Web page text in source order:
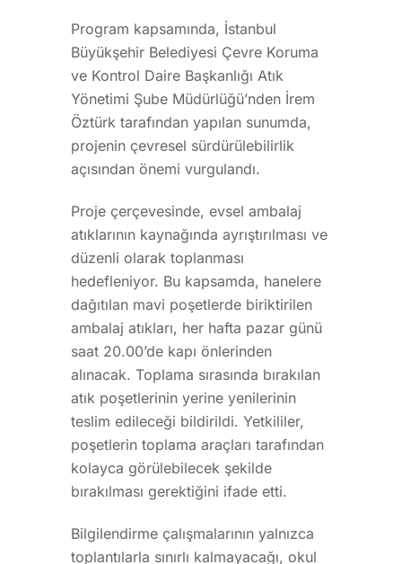
Program kapsamında, İstanbul
Büyükşehir Belediyesi Çevre Koruma
ve Kontrol Daire Başkanlığı Atık
Yönetimi Şube Müdürlüğü’nden İrem
Öztürk tarafından yapılan sunumda,
projenin çevresel sürdürülebilirlik
açısından önemi vurgulandı.
Proje çerçevesinde, evsel ambalaj
atıklarının kaynağında ayrıştırılması ve
düzenli olarak toplanması
hedefleniyor. Bu kapsamda, hanelere
dağıtılan mavi poşetlerde biriktirilen
ambalaj atıkları, her hafta pazar günü
saat 20.00’de kapı önlerinden
alınacak. Toplama sırasında bırakılan
atık poşetlerinin yerine yenilerinin
teslim edileceği bildirildi. Yetkililer,
poşetlerin toplama araçları tarafından
kolayca görülebilecek şekilde
bırakılması gerektiğini ifade etti.
Bilgilendirme çalışmalarının yalnızca
toplantılarla sınırlı kalmayacağı, okul